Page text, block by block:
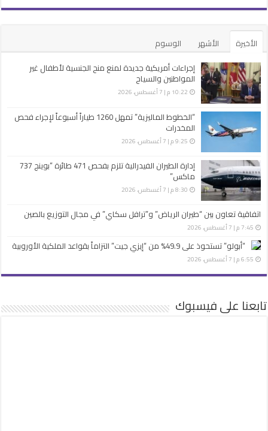
الأخيرة الأشهر
الوسوم
إجراءات أمريكية جديدة لمنع منح الجنسية لأطفال غير
المواطنين والسياح
10:22 م | 7 أغسطس، 2026
“الخطوط الماليزية” تمهل 1260 طياراً أسبوعاً لإجراء فحص
المخدرات
9:25 م | 7 أغسطس، 2026
إدارة الطيران الفيدرالية تلزم بفحص 471 طائرة “بوينج 737
ماكس”
8:30 م | 7 أغسطس، 2026
اتفاقية تعاون بين “طيران الرياض” و”ترافل سكاي” في مجال التوزيع بالصين
7:45 م | 7 أغسطس، 2026
“أبولو” تستحوذ على 49.9% من “إيزي جيت” التزاماً بقواعد الملكية الأوروبية
6:55 م | 7 أغسطس، 2026
تابعنا على فيسبوك